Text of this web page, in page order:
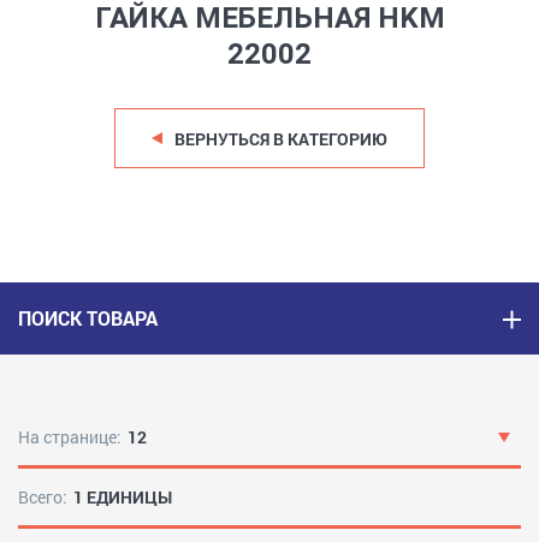
ГАЙКА МЕБЕЛЬНАЯ HKM
22002
ВЕРНУТЬСЯ В КАТЕГОРИЮ
ПОИСК ТОВАРА
На странице: 12
Всего: 1 ЕДИНИЦЫ